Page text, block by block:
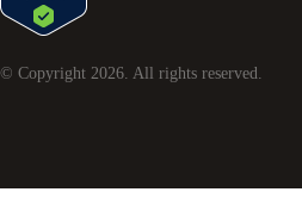
© Copyright 2026. All rights reserved.